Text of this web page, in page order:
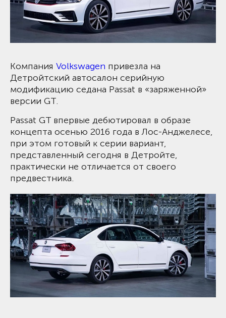
Компания Volkswagen привезла на
Детройтский автосалон серийную
модификацию седана Passat в «заряженной»
версии GT.
Passat GT впервые дебютировал в образе
концепта осенью 2016 года в Лос-Анджелесе,
при этом готовый к серии вариант,
представленный сегодня в Детройте,
практически не отличается от своего
предвестника.